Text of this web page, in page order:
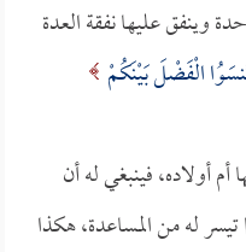
وينفق عليها نفقة العدة
الْفَضْلَ بَيْنَكُمْ
أم أولاده، فينبغي له أن
له من المساعدة، هكذا